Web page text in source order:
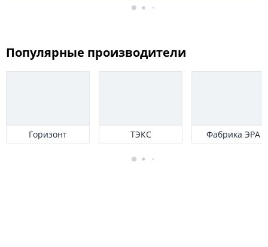
Популярные производители
Горизонт ТЭКС Фабрика ЭРА